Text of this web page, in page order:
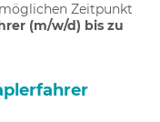
Zeitpunkt
(m/w/d) bis zu